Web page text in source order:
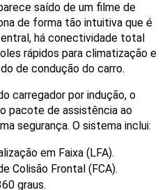
saído de um filme de
de forma tão intuitiva que é
há conectividade total
rápidos para climatização e
de condução do carro.
carregador por indução, o
pacote de assistência ao
segurança. O sistema inclui:
em Faixa (LFA).
Colisão Frontal (FCA).
graus.